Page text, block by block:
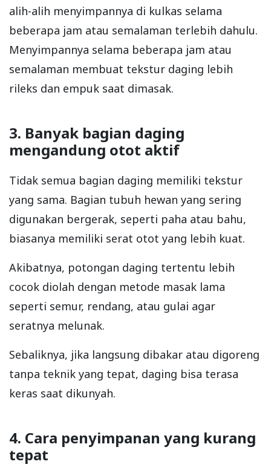
alih-alih menyimpannya di kulkas selama
beberapa jam atau semalaman terlebih dahulu.
Menyimpannya selama beberapa jam atau
semalaman membuat tekstur daging lebih
rileks dan empuk saat dimasak.
3. Banyak bagian daging
mengandung otot aktif
Tidak semua bagian daging memiliki tekstur
yang sama. Bagian tubuh hewan yang sering
digunakan bergerak, seperti paha atau bahu,
biasanya memiliki serat otot yang lebih kuat.
Akibatnya, potongan daging tertentu lebih
cocok diolah dengan metode masak lama
seperti semur, rendang, atau gulai agar
seratnya melunak.
Sebaliknya, jika langsung dibakar atau digoreng
tanpa teknik yang tepat, daging bisa terasa
keras saat dikunyah.
4. Cara penyimpanan yang kurang
tepat